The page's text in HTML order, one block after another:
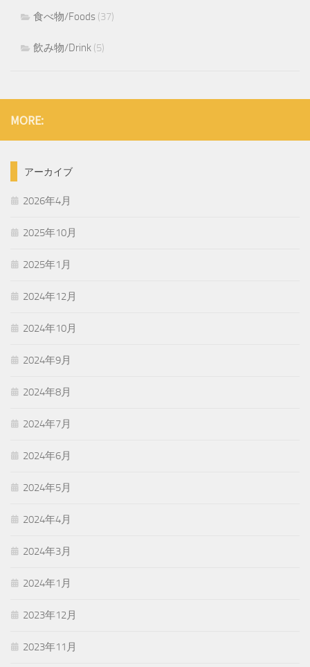
食べ物/Foods (37)
飲み物/Drink (5)
MORE:
アーカイブ
2026年4月
2025年10月
2025年1月
2024年12月
2024年10月
2024年9月
2024年8月
2024年7月
2024年6月
2024年5月
2024年4月
2024年3月
2024年1月
2023年12月
2023年11月